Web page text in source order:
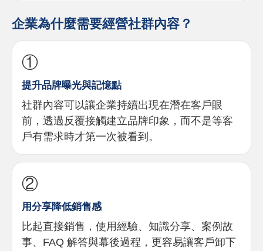
企業為什麼需要經營社群內容？
①
提升品牌曝光與記憶點
社群內容可以讓企業持續出現在潛在客戶眼
前，透過反覆接觸建立品牌印象，而不是等客
戶有需求時才第一次被看到。
②
用分享降低銷售感
比起直接銷售，使用經驗、知識分享、案例故
事、FAQ 解答與幕後過程，更容易讓客戶卸下